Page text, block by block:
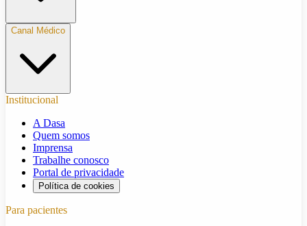
Canal Médico
Institucional
A Dasa
Quem somos
Imprensa
Trabalhe conosco
Portal de privacidade
Política de cookies
Para pacientes